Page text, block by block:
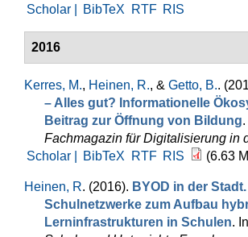
Scholar |
BibTeX RTF RIS
2016
Kerres, M., Heinen, R., & Getto, B..
– Alles gut? Informationelle
Beitrag zur Öffnung von Bildung.
Fachmagazin für Digitalisierung in
Scholar |
BibTeX RTF RIS (6.63
Heinen, R. (2016). BYOD in der
Schulnetzwerke zum Aufbau
Lerninfrastrukturen in Schulen. In